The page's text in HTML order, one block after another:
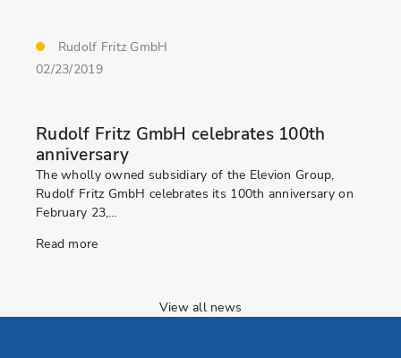
Rudolf Fritz GmbH
02/23/2019
Rudolf Fritz GmbH celebrates 100th
anniversary
The wholly owned subsidiary of the Elevion Group,
Rudolf Fritz GmbH celebrates its 100th anniversary on
February 23,…
Read more
View all news